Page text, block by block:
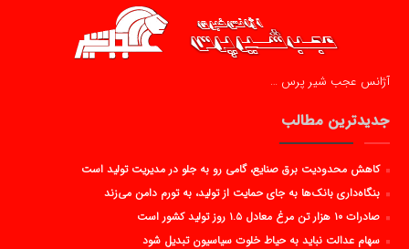
آژانس عجب شیر پرس …
جدیدترین مطالب
کاهش محدودیت برق صنایع، گامی رو به جلو در مدیریت تولید است
بنگاه‌داری بانک‌ها به جای حمایت از تولید، به تورم دامن می‌زند
صادرات ۱۰ هزار تن مرغ معادل ۱.۵ روز تولید کشور است
سهام عدالت نباید به حیاط خلوت سیاسیون تبدیل شود